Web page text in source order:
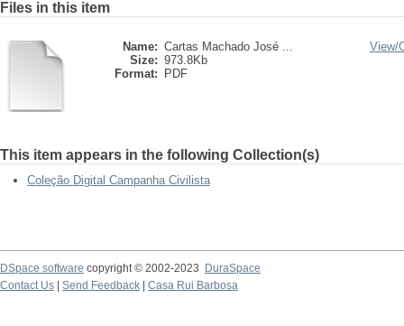
Files in this item
Name: Cartas Machado José ...
Size: 973.8Kb
Format:
PDF
View/
This item appears in the following Collection(s)
Coleção Digital Campanha Civilista
DSpace software copyright © 2002-2023
DuraSpace
Contact Us
Send Feedback Casa Rui Barbosa